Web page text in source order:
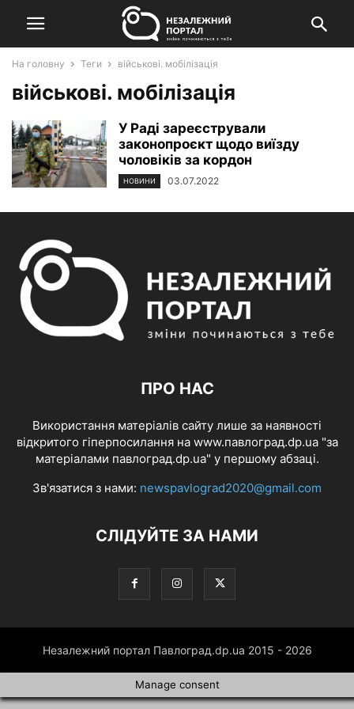
На головну Теги військові. мобілізація
військові. мобілізація
У Раді зареєстрували
законопроєкт щодо виїзду
чоловіків за кордон
НОВИНИ 03.07.2022
ПРО НАС
Використання матеріалів сайту лише за наявності
відкритого гіперпосилання на www.павлоград.dp.ua "за
матеріалами павлоград.dp.ua" у першому абзаці.
Зв'язатися з нами: newspavlograd2020@gmail.com
СЛІДУЙТЕ ЗА НАМИ
Незалежний портал Павлоград.dp.ua 2015 - 2026
Manage consent